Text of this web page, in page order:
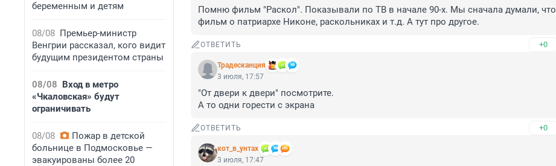
беременным и детям
08/08 Премьер-министр
Венгрии рассказал, кого видит
будущим президентом страны
08/08 Вход в метро
«Чкаловская» будут
ограничивать
08/08
Пожар в детской
больнице в Подмосковье —
эвакуированы более 20
Помню фильм "Раскол". Показывали по ТВ в начале 90-х. Мы сначала думали, что
фильм о патриархе Никоне, раскольниках и т.д. А тут про другое.
ОТВЕТИТЬ +0
Традесканция
3 июля, 17:57
"От двери к двери" посмотрите.
А то одни горести с экрана
ОТВЕТИТЬ +0
кот_в_унтах
3 июля, 17:47